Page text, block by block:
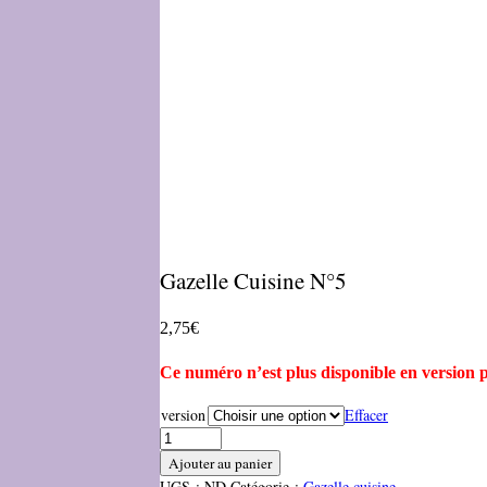
Gazelle Cuisine N°5
2,75€
Ce numéro n’est plus disponible en version
version Effacer
Ajouter au panier